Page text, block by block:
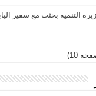
التنمية بحثت مع سفير
الجوعى الأفريقي يغزو
10)